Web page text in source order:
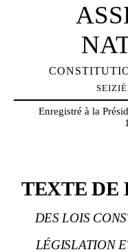
Enregistré à la
TEXTE DE
DES LOIS
LÉGISLATION